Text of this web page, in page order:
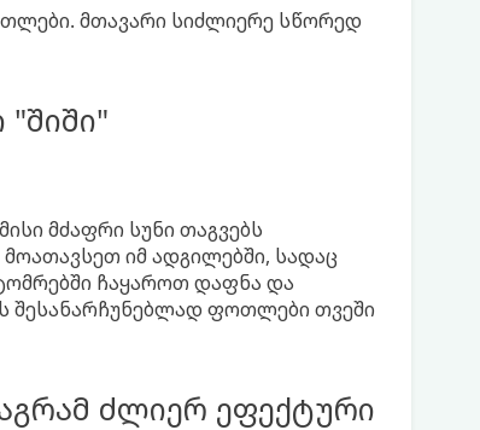
მთავარი სიძლიერე სწორედ
მძაფრი სუნი თაგვებს
იმ ადგილებში, სადაც
ჩაყაროთ დაფნა და
შესანარჩუნებლად ფოთლები თვეში
ძლიერ ეფექტური